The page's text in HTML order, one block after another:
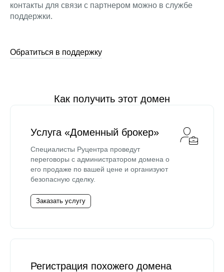
контакты для связи с партнером можно в службе
поддержки.
Обратиться в поддержку
Как получить этот домен
Услуга «Доменный брокер»
Специалисты Руцентра проведут
переговоры с администратором домена о
его продаже по вашей цене и организуют
безопасную сделку.
Заказать услугу
Регистрация похожего домена